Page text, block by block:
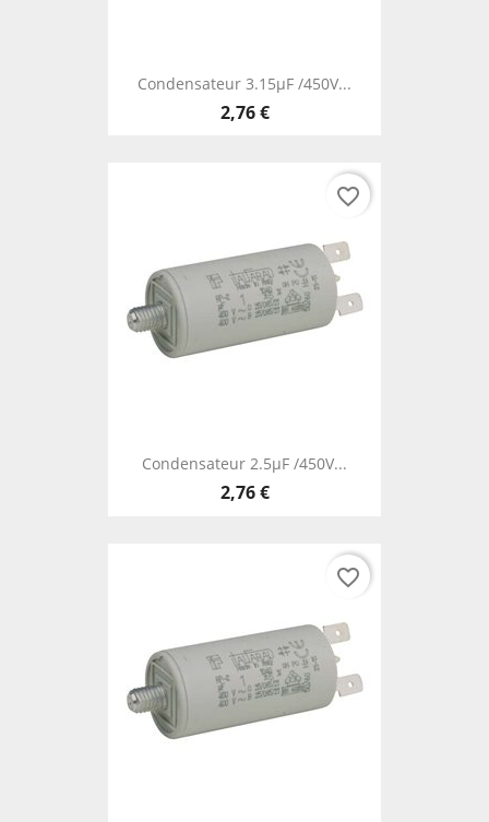
Condensateur 3.15µF /450V...
2,76 €
Condensateur 2.5µF /450V...
2,76 €
favorite_border
favorite_border